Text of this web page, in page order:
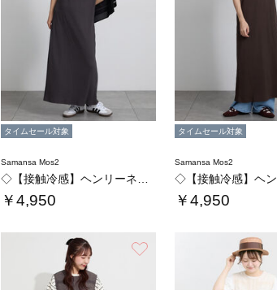
タイムセール対象
Samansa Mos2
￥4,950
タイムセール対象
Samansa Mos2
￥4,950